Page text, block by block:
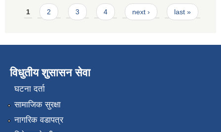
Pages
1 2 3 4 next › last »
विधुतीय शुसासन सेवा
घटना दर्ता
सामाजिक सुरक्षा
नागरिक वडापत्र